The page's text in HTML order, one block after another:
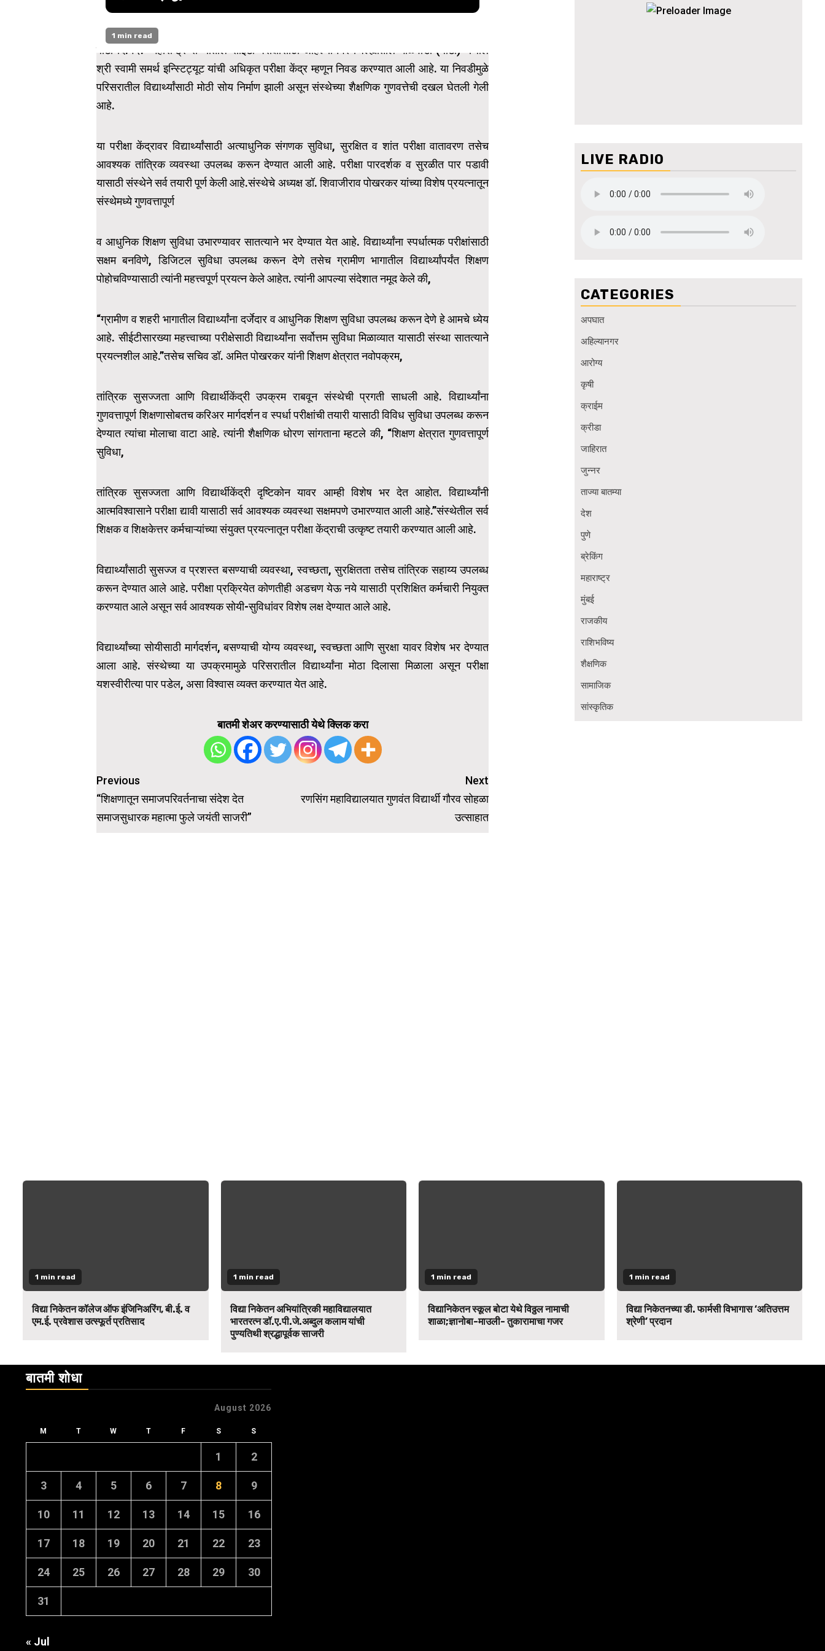
1 min read
बोटा दि.१२:- महाराष्ट्र राज्यातील सीईटी परीक्षांसाठी अहिल्यानगर जिल्ह्यातील माळवाडी (बोटा) येथील
श्री स्वामी समर्थ इन्स्टिट्यूट यांची अधिकृत परीक्षा केंद्र म्हणून निवड करण्यात आली आहे. या निवडीमुळे
परिसरातील विद्यार्थ्यांसाठी मोठी सोय निर्माण झाली असून संस्थेच्या शैक्षणिक गुणवत्तेची दखल घेतली गेली
आहे.
या परीक्षा केंद्रावर विद्यार्थ्यांसाठी अत्याधुनिक संगणक सुविधा, सुरक्षित व शांत परीक्षा वातावरण तसेच
आवश्यक तांत्रिक व्यवस्था उपलब्ध करून देण्यात आली आहे. परीक्षा पारदर्शक व सुरळीत पार पडावी
यासाठी संस्थेने सर्व तयारी पूर्ण केली आहे.संस्थेचे अध्यक्ष डॉ. शिवाजीराव पोखरकर यांच्या विशेष प्रयत्नातून
संस्थेमध्ये गुणवत्तापूर्ण
व आधुनिक शिक्षण सुविधा उभारण्यावर सातत्याने भर देण्यात येत आहे. विद्यार्थ्यांना स्पर्धात्मक परीक्षांसाठी
सक्षम बनविणे, डिजिटल सुविधा उपलब्ध करून देणे तसेच ग्रामीण भागातील विद्यार्थ्यांपर्यंत शिक्षण
पोहोचविण्यासाठी त्यांनी महत्त्वपूर्ण प्रयत्न केले आहेत. त्यांनी आपल्या संदेशात नमूद केले की,
“ग्रामीण व शहरी भागातील विद्यार्थ्यांना दर्जेदार व आधुनिक शिक्षण सुविधा उपलब्ध करून देणे हे आमचे ध्येय
आहे. सीईटीसारख्या महत्त्वाच्या परीक्षेसाठी विद्यार्थ्यांना सर्वोत्तम सुविधा मिळाव्यात यासाठी संस्था सातत्याने
प्रयत्नशील आहे.”तसेच सचिव डॉ. अमित पोखरकर यांनी शिक्षण क्षेत्रात नवोपक्रम,
तांत्रिक सुसज्जता आणि विद्यार्थीकेंद्री उपक्रम राबवून संस्थेची प्रगती साधली आहे. विद्यार्थ्यांना
गुणवत्तापूर्ण शिक्षणासोबतच करिअर मार्गदर्शन व स्पर्धा परीक्षांची तयारी यासाठी विविध सुविधा उपलब्ध करून
देण्यात त्यांचा मोलाचा वाटा आहे. त्यांनी शैक्षणिक धोरण सांगताना म्हटले की, “शिक्षण क्षेत्रात गुणवत्तापूर्ण
सुविधा,
तांत्रिक सुसज्जता आणि विद्यार्थीकेंद्री दृष्टिकोन यावर आम्ही विशेष भर देत आहोत. विद्यार्थ्यांनी
आत्मविश्वासाने परीक्षा द्यावी यासाठी सर्व आवश्यक व्यवस्था सक्षमपणे उभारण्यात आली आहे.”संस्थेतील सर्व
शिक्षक व शिक्षकेत्तर कर्मचाऱ्यांच्या संयुक्त प्रयत्नातून परीक्षा केंद्राची उत्कृष्ट तयारी करण्यात आली आहे.
विद्यार्थ्यांसाठी सुसज्ज व प्रशस्त बसण्याची व्यवस्था, स्वच्छता, सुरक्षितता तसेच तांत्रिक सहाय्य उपलब्ध
करून देण्यात आले आहे. परीक्षा प्रक्रियेत कोणतीही अडचण येऊ नये यासाठी प्रशिक्षित कर्मचारी नियुक्त
करण्यात आले असून सर्व आवश्यक सोयी-सुविधांवर विशेष लक्ष देण्यात आले आहे.
विद्यार्थ्यांच्या सोयीसाठी मार्गदर्शन, बसण्याची योग्य व्यवस्था, स्वच्छता आणि सुरक्षा यावर विशेष भर देण्यात
आला आहे. संस्थेच्या या उपक्रमामुळे परिसरातील विद्यार्थ्यांना मोठा दिलासा मिळाला असून परीक्षा
यशस्वीरीत्या पार पडेल, असा विश्वास व्यक्त करण्यात येत आहे.
बातमी शेअर करण्यासाठी येथे क्लिक करा
Post
navigation
Previous
“शिक्षणातून समाजपरिवर्तनाचा संदेश देत
समाजसुधारक महात्मा फुले जयंती साजरी”
Next
रणसिंग महाविद्यालयात गुणवंत विद्यार्थी गौरव सोहळा
उत्साहात
LIVE RADIO
CATEGORIES
अपघात
अहिल्यानगर
आरोग्य
कृषी
क्राईम
क्रीडा
जाहिरात
जुन्नर
ताज्या बातम्या
देश
पुणे
ब्रेकिंग
महाराष्ट्र
मुंबई
राजकीय
राशिभविष्य
शैक्षणिक
सामाजिक
सांस्कृतिक
1 min read
विद्या निकेतन कॉलेज ऑफ इंजिनिअरिंग, बी.ई. व
एम.ई. प्रवेशास उत्स्फूर्त प्रतिसाद
1 min read
विद्या निकेतन अभियांत्रिकी महाविद्यालयात
भारतरत्न डॉ.ए.पी.जे.अब्दुल कलाम यांची
पुण्यतिथी श्रद्धापूर्वक साजरी
1 min read
विद्यानिकेतन स्कूल बोटा येथे विठ्ठल नामाची
शाळा;ज्ञानोबा-माउली- तुकारामाचा गजर
1 min read
विद्या निकेतनच्या डी. फार्मसी विभागास ‘अतिउत्तम
श्रेणी’ प्रदान
बातमी शोधा
August 2026
M T W T F S S
1 2
3 4 5 6 7 8 9
10 11 12 13 14 15 16
17 18 19 20 21 22 23
24 25 26 27 28 29 30
31
« Jul